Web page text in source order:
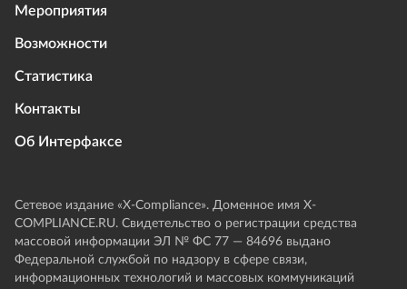
Мероприятия
Возможности
Статистика
Контакты
Об Интерфаксе
Сетевое издание «Х-Compliance». Доменное имя X-
COMPLIANCE.RU. Свидетельство о регистрации средства
массовой информации ЭЛ № ФС 77 — 84696 выдано
Федеральной службой по надзору в сфере связи,
информационных технологий и массовых коммуникаций